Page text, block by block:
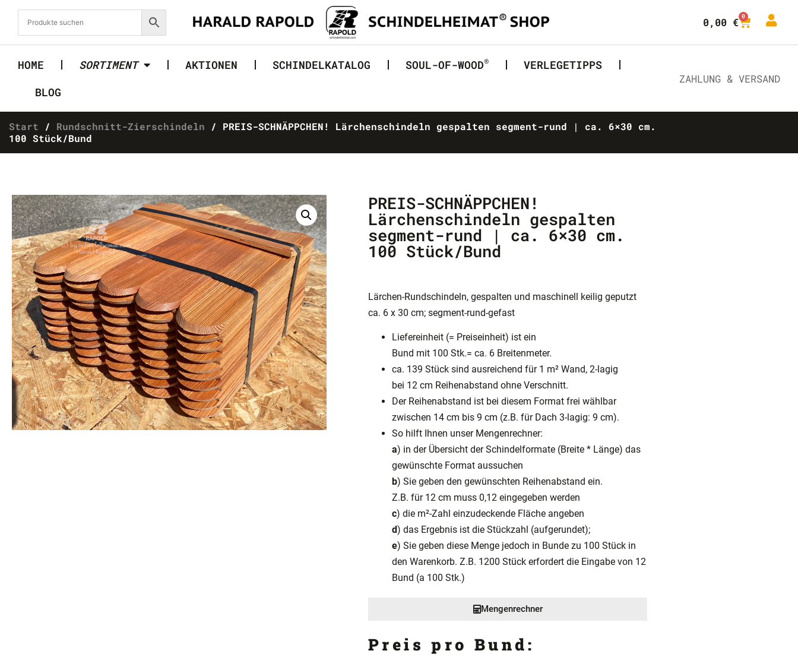
0,00 € 0
HOME SORTIMENT AKTIONEN SCHINDELKATALOG SOUL-OF-WOOD®
VERLEGETIPPS
BLOG
ZAHLUNG & VERSAND
Start / Rundschnitt-Zierschindeln / PREIS-SCHNÄPPCHEN! Lärchenschindeln gespalten segment-rund | ca. 6×30 cm.
100 Stück/Bund
PREIS-SCHNÄPPCHEN!
Lärchenschindeln gespalten
segment-rund | ca. 6×30 cm.
100 Stück/Bund
Lärchen-Rundschindeln, gespalten und maschinell keilig geputzt
ca. 6 x 30 cm; segment-rund-gefast
Liefereinheit (= Preiseinheit) ist ein
Bund mit 100 Stk.= ca. 6 Breitenmeter.
ca. 139 Stück sind ausreichend für 1 m² Wand, 2-lagig
bei 12 cm Reihenabstand ohne Verschnitt.
Der Reihenabstand ist bei diesem Format frei wählbar
zwischen 14 cm bis 9 cm (z.B. für Dach 3-lagig: 9 cm).
So hilft Ihnen unser Mengenrechner:
a) in der Übersicht der Schindelformate (Breite * Länge) das
gewünschte Format aussuchen
b) Sie geben den gewünschten Reihenabstand ein.
Z.B. für 12 cm muss 0,12 eingegeben werden
c) die m²-Zahl einzudeckende Fläche angeben
d) das Ergebnis ist die Stückzahl (aufgerundet);
e) Sie geben diese Menge jedoch in Bunde zu 100 Stück in
den Warenkorb. Z.B. 1200 Stück erfordert die Eingabe von 12
Bund (a 100 Stk.)
Mengenrechner
Preis pro Bund: